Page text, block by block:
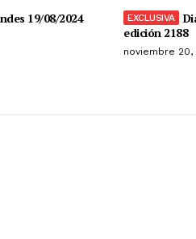
19/08/2024
edición 2188
noviembre 20,